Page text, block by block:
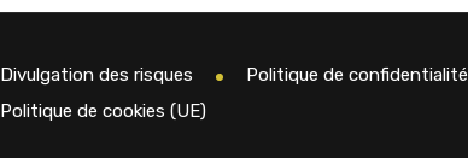
Divulgation des risques Politique de confidentialité
Politique de cookies (UE)